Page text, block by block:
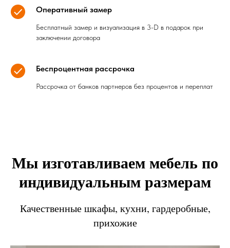
Оперативный замер
Бесплатный замер и визуализация в 3-D в подарок при
заключении договора
Беспроцентная рассрочка
Рассрочка от банков партнеров без процентов и переплат
Мы изготавливаем мебель по
индивидуальным размерам
Качественные шкафы, кухни, гардеробные,
прихожие